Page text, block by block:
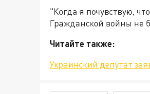
"Когда я почувствую,
Гражданской войны не
Читайте также:
Украинский депутат